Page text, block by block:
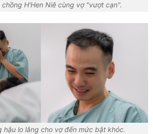
chồng H'Hen Niê cùng vợ "vượt cạn".
hậu lo lắng cho vợ đến mức bật khóc.